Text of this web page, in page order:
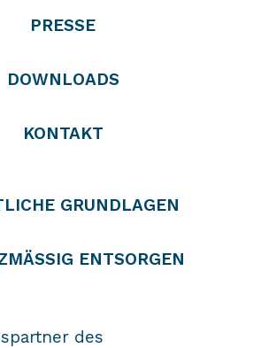
PRESSE
DOWNLOADS
KONTAKT
GRUNDLAGEN
ENTSORGEN
des